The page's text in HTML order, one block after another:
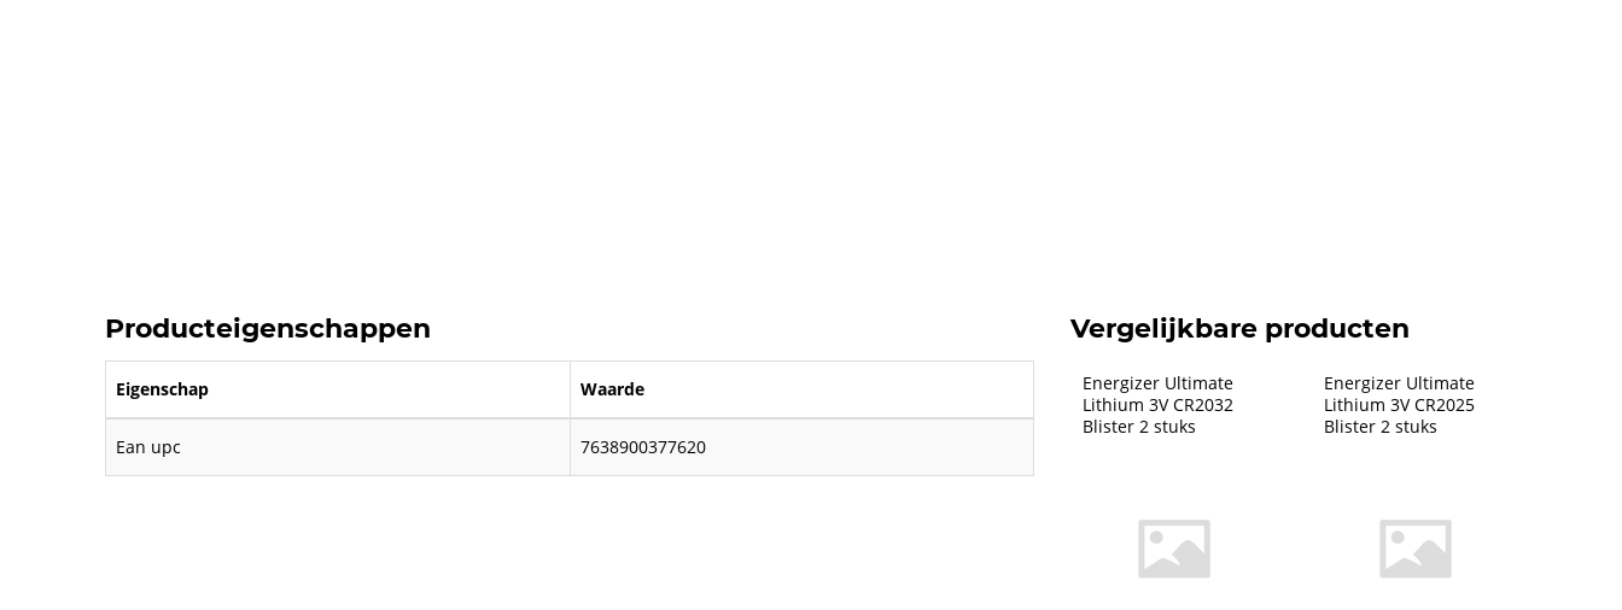
Producteigenschappen
Eigenschap Waarde
Ean upc 7638900377620
Vergelijkbare producten
Energizer Ultimate
Lithium 3V CR2032
Blister 2 stuks
Energizer Ultimate
Lithium 3V CR2025
Blister 2 stuks